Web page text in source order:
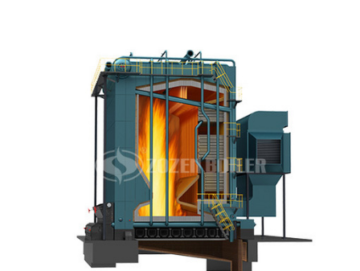
продукта: 4-35 т/ч Температура на выходе: ...